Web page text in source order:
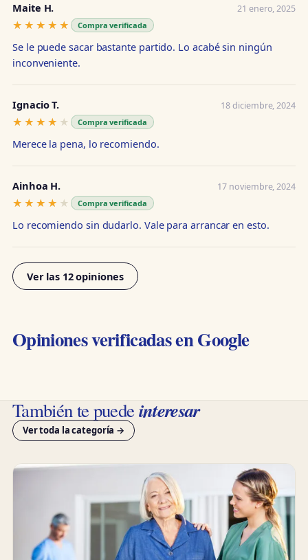
Maite H. 21 enero, 2025
★★★★★
★★★★★ Compra verificada
Se le puede sacar bastante partido. Lo acabé sin ningún
inconveniente.
Ignacio T. 18 diciembre, 2024
★★★★★
★★★★★ Compra verificada
Merece la pena, lo recomiendo.
Ainhoa H. 17 noviembre, 2024
★★★★★
★★★★★ Compra verificada
Lo recomiendo sin dudarlo. Vale para arrancar en esto.
Ver las 12 opiniones
Opiniones verificadas en Google
También te puedeinteresar
Ver toda la categoría →